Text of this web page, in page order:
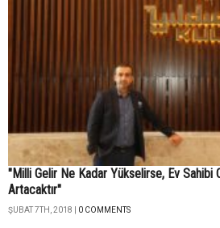
"Milli Gelir Ne Kadar Yükselirse, Ev Sahibi
Artacaktır"
ŞUBAT 7TH, 2018 | 0 COMMENTS